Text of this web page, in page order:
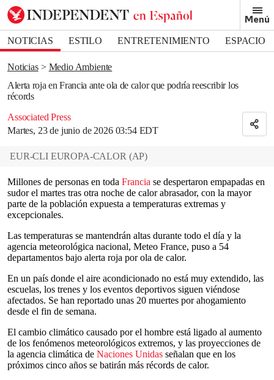
Menú
NOTICIAS ESTILO ENTRETENIMIENTO
ESPACIO
DEPORTES
Noticias
Medio Ambiente
Alerta roja en Francia ante ola de calor que podría reescribir los
récords
Associated Press
Martes, 23 de junio de 2026 03:54 EDT
Bookmark popover
Removed from bookmarks
Close popover
EUR-CLI EUROPA-CALOR (AP)
Millones de personas en toda Francia se despertaron empapadas en
sudor el martes tras otra noche de calor abrasador, con la mayor
parte de la población expuesta a temperaturas extremas y
excepcionales.
Las temperaturas se mantendrán altas durante todo el día y la
agencia meteorológica nacional, Meteo France, puso a 54
departamentos bajo alerta roja por ola de calor.
En un país donde el aire acondicionado no está muy extendido, las
escuelas, los trenes y los eventos deportivos siguen viéndose
afectados. Se han reportado unas 20 muertes por ahogamiento
desde el fin de semana.
El cambio climático causado por el hombre está ligado al aumento
de los fenómenos meteorológicos extremos, y las proyecciones de
la agencia climática de Naciones Unidas señalan que en los
próximos cinco años se batirán más récords de calor.